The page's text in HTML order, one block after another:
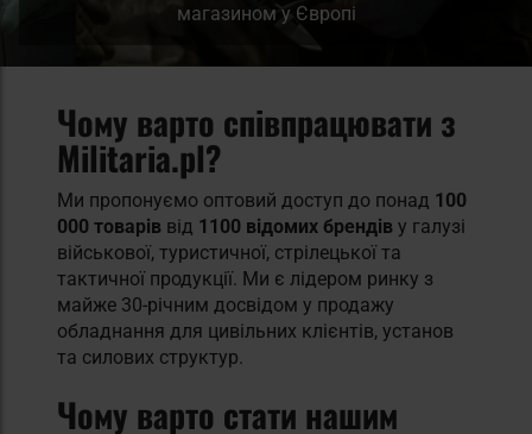
магазином у Європі
Чому варто співпрацювати з
Militaria.pl?
Ми пропонуємо оптовий доступ до понад 100
000 товарів від 1100 відомих брендів у галузі
військової, туристичної, стрілецької та
тактичної продукції. Ми є лідером ринку з
майже 30-річним досвідом у продажу
обладнання для цивільних клієнтів, установ
та силових структур.
Чому варто стати нашим